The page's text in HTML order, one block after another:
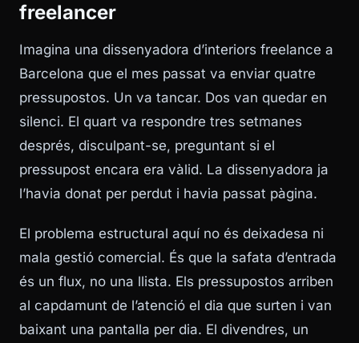
freelancer
Imagina una dissenyadora d’interiors freelance a
Barcelona que el mes passat va enviar quatre
pressupostos. Un va tancar. Dos van quedar en
silenci. El quart va respondre tres setmanes
després, disculpant-se, preguntant si el
pressupost encara era vàlid. La dissenyadora ja
l’havia donat per perdut i havia passat pàgina.
El problema estructural aquí no és deixadesa ni
mala gestió comercial. És que la safata d’entrada
és un flux, no una llista. Els pressupostos arriben
al capdamunt de l’atenció el dia que surten i van
baixant una pantalla per dia. El divendres, un